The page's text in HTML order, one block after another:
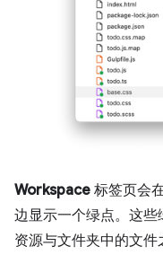
Workspace 标签页会
边显示一个绿点。这
资源与文件夹中的文件